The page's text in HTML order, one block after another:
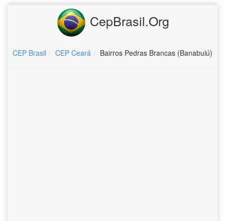
CepBrasil.Org
CEP Brasil CEP Ceará Bairros Pedras Brancas (Banabuiú)